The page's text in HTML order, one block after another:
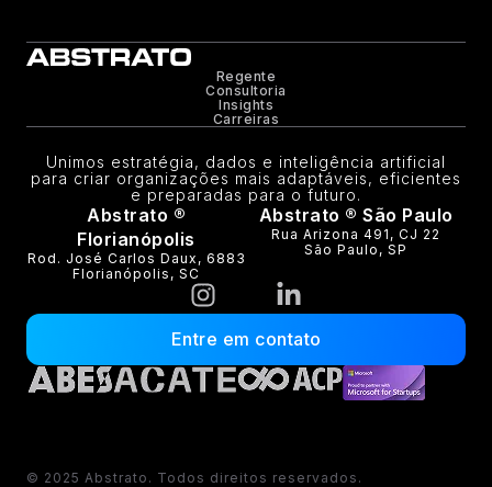
Regente
Consultoria
Insights
Carreiras
Unimos estratégia, dados e inteligência artificial
para criar organizações mais adaptáveis, eficientes
e preparadas para o futuro.
Abstrato ®
Florianópolis
Rod. José Carlos Daux, 6883
Florianópolis, SC
Abstrato ® São Paulo
Rua Arizona 491, CJ 22
São Paulo, SP
Entre em contato
© 2025 Abstrato. Todos direitos reservados.